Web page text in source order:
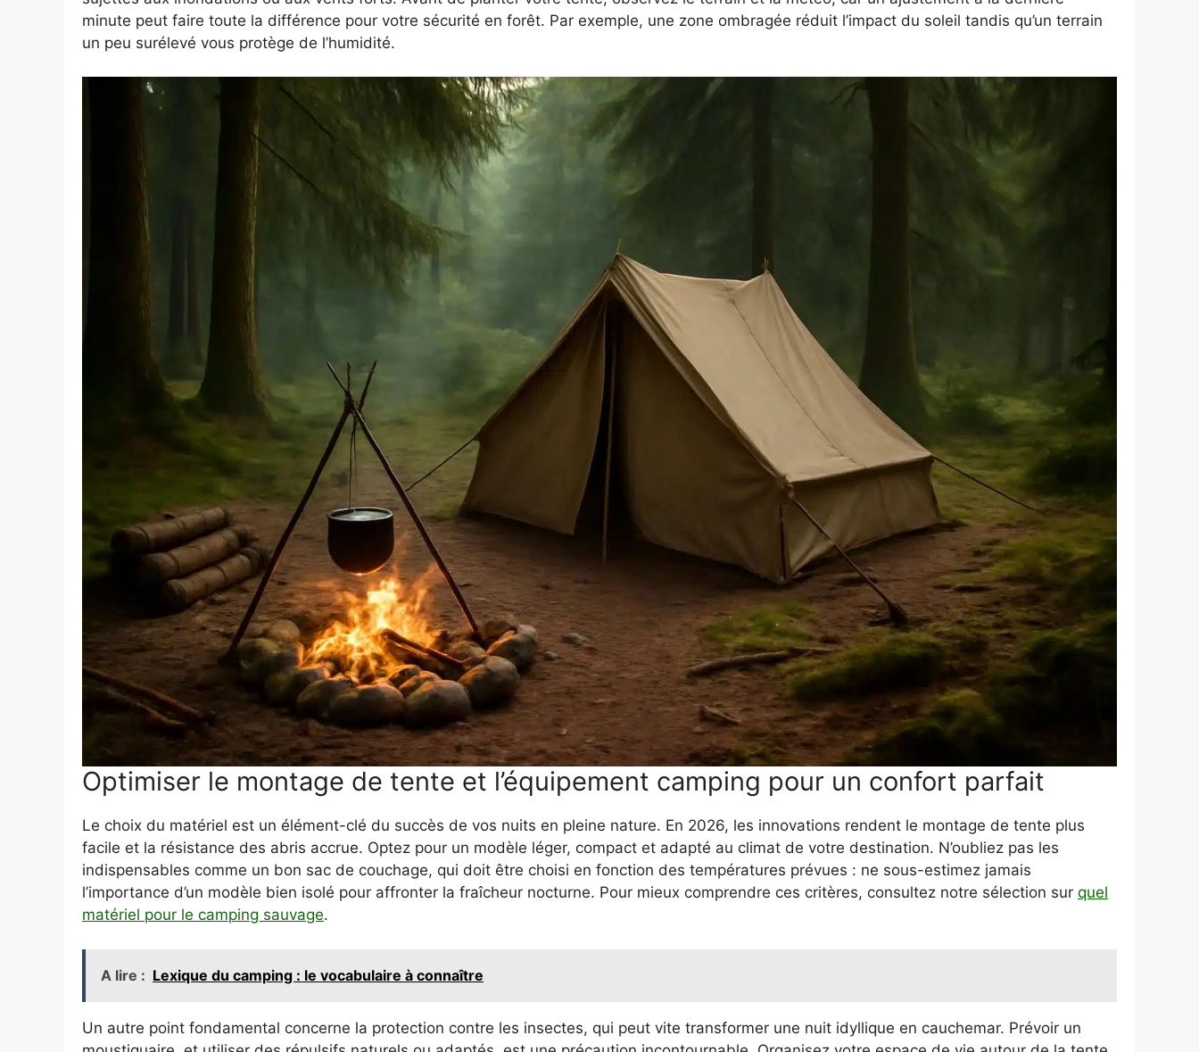
minute peut faire toute la différence pour votre sécurité en forêt. Par exemple, une zone ombragée réduit l’impact du soleil tandis qu’un terrain
un peu surélevé vous protège de l’humidité.
Optimiser le montage de tente et l’équipement camping pour un confort parfait
Le choix du matériel est un élément-clé du succès de vos nuits en pleine nature. En 2026, les innovations rendent le montage de tente plus
facile et la résistance des abris accrue. Optez pour un modèle léger, compact et adapté au climat de votre destination. N’oubliez pas les
indispensables comme un bon sac de couchage, qui doit être choisi en fonction des températures prévues : ne sous-estimez jamais
l’importance d’un modèle bien isolé pour affronter la fraîcheur nocturne. Pour mieux comprendre ces critères, consultez notre sélection sur quel
matériel pour le camping sauvage.
A lire : Lexique du camping : le vocabulaire à connaître
Un autre point fondamental concerne la protection contre les insectes, qui peut vite transformer une nuit idyllique en cauchemar. Prévoir un